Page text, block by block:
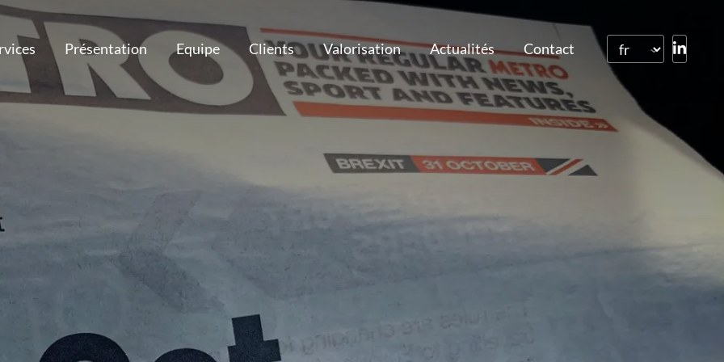
Présentation Equipe Clients Valorisation Actualités Contact